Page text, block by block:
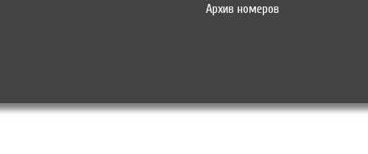
Архив номеров